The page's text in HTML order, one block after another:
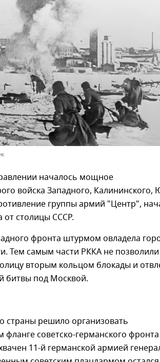
началось мощное
войска Западного, Калининского,
группы армий "Центр",
от столицы СССР.
фронта штурмом овладела
Тем самым части РККА не позволили
вторым кольцом блокады и
битвы под Москвой.
страны решило организовать
советско-германского
11-й германской армией